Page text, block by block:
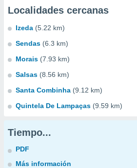
Localidades cercanas
Izeda (5.22 km)
Sendas (6.3 km)
Morais (7.93 km)
Salsas (8.56 km)
Santa Combinha (9.12 km)
Quintela De Lampaças (9.59 km)
Tiempo...
PDF
Más información